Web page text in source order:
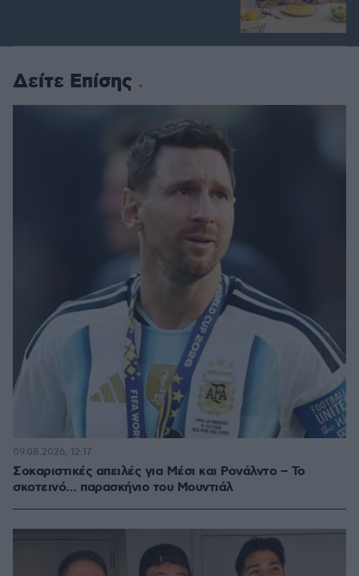
Δείτε Επίσης
Σοκαριστικές απειλές για Μέσι και Ρονάλντο – Το
σκοτεινό… παρασκήνιο του Μουντιάλ
09.08.2026, 12:17